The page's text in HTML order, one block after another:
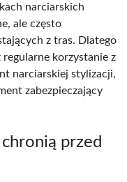
narciarskich
ale często
z tras. Dlatego
korzystanie z
narciarskiej stylizacji,
zabezpieczający
przed